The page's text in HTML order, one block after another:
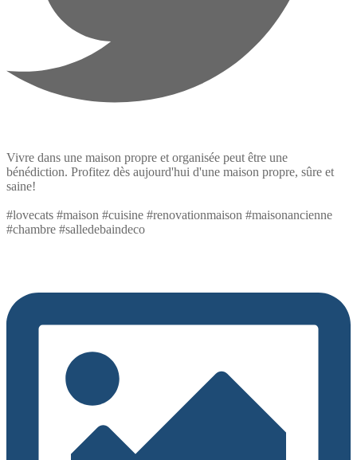
Vivre dans une maison propre et organisée peut être une
bénédiction. Profitez dès aujourd'hui d'une maison propre, sûre et
saine!
#lovecats #maison #cuisine #renovationmaison #maisonancienne
#chambre #salledebaindeco